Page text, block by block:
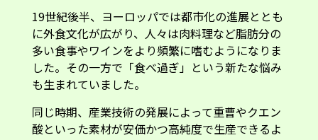
19世紀後半、ヨーロッパでは都市化の進展ととも
に外食文化が広がり、人々は肉料理など脂肪分の
多い食事やワインをより頻繁に嗜むようになりま
した。その一方で「食べ過ぎ」という新たな悩み
も生まれていました。
同じ時期、産業技術の発展によって重曹やクエン
酸といった素材が安価かつ高純度で生産できるよ